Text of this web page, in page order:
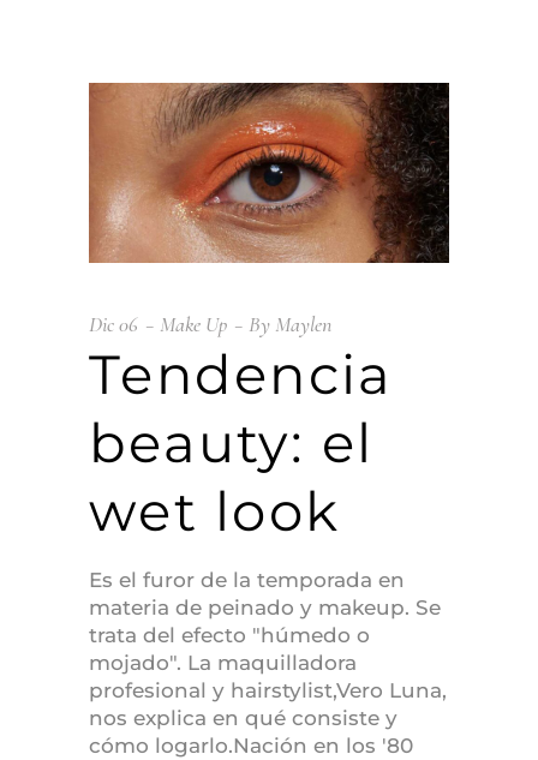
Dic06 Make Up By Maylen
Tendencia
beauty: el
wet look
Es el furor de la temporada en
materia de peinado y makeup. Se
trata del efecto "húmedo o
mojado". La maquilladora
profesional y hairstylist,Vero Luna,
nos explica en qué consiste y
cómo logarlo.Nación en los '80